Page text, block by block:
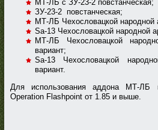
МТ-ЛБ с ЗУ-23-2 повстанческая;
ЗУ-23-2 повстанческая;
МТ-ЛБ Чехословацкой народной
Sa-13 Чехословацкой народной
МТ-ЛБ Чехословацкой
вариант;
Sa-13 Чехословацкой
вариант.
Для использования аддона МТ-ЛБ
Operation Flashpoint от 1.85 и выше.